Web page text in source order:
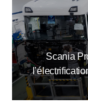
Scania